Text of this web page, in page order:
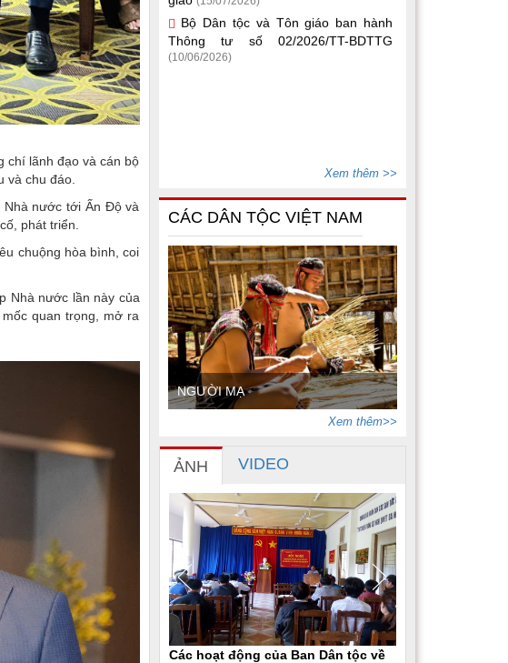
chí lãnh đạo và cán bộ
và chu đáo.
Nhà nước tới Ấn Độ và
phát triển.
chuộng hòa bình, coi
Nhà nước lần này của
quan trọng, mở ra
(10/06/2026)
Xem thêm >>
CÁC DÂN TỘC VIỆT NAM
NGƯỜI MẠ
Xem thêm>>
ẢNH VIDEO
Các hoạt động của Ban Dân tộc về